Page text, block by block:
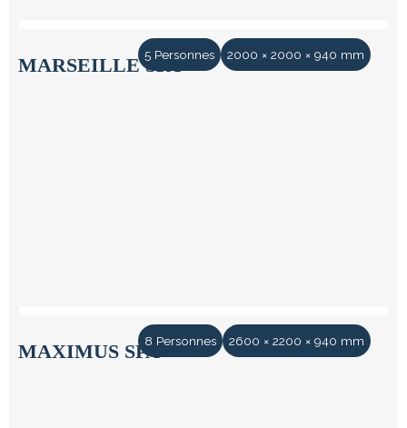
5 Personnes 2000 × 2000 × 940 mm
MARSEILLE SPA
8 Personnes 2600 × 2200 × 940 mm
MAXIMUS SPA